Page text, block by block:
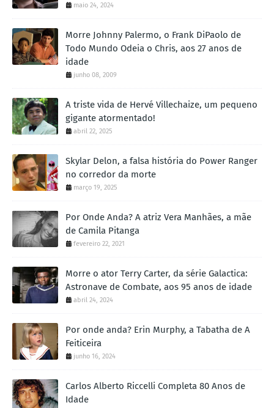
maio 24, 2024
Morre Johnny Palermo, o Frank DiPaolo de
Todo Mundo Odeia o Chris, aos 27 anos de
idade
junho 08, 2009
A triste vida de Hervé Villechaize, um pequeno
gigante atormentado!
abril 22, 2025
Skylar Delon, a falsa história do Power Ranger
no corredor da morte
março 19, 2025
Por Onde Anda? A atriz Vera Manhães, a mãe
de Camila Pitanga
fevereiro 22, 2021
Morre o ator Terry Carter, da série Galactica:
Astronave de Combate, aos 95 anos de idade
abril 24, 2024
Por onde anda? Erin Murphy, a Tabatha de A
Feiticeira
junho 16, 2024
Carlos Alberto Riccelli Completa 80 Anos de
Idade